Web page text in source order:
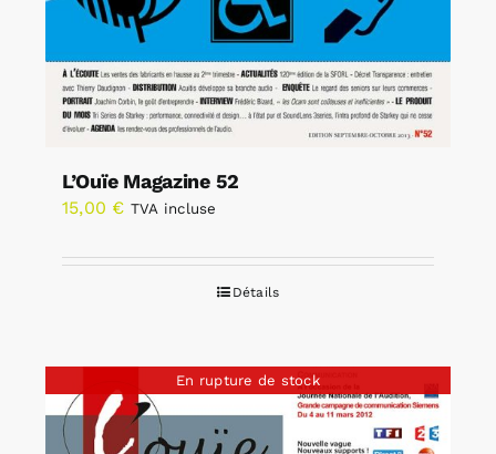
L’Ouïe Magazine 52
15,00 € TVA incluse
Détails
En rupture de stock